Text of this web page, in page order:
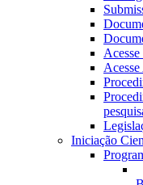
Iniciação